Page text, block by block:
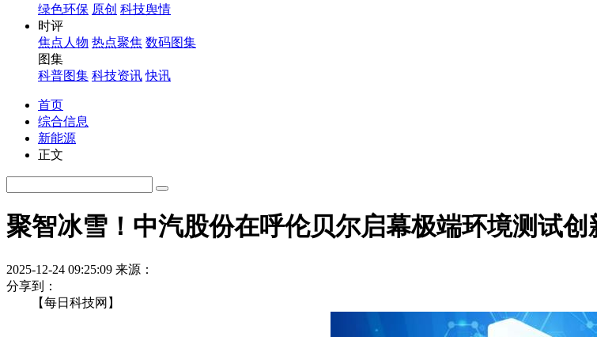
绿色环保 原创 科技舆情
时评
焦点人物 热点聚焦 数码图集
图集
科普图集 科技资讯 快讯
首页
综合信息
新能源
正文
聚智冰雪！中汽股份在呼伦贝尔启幕极端环境测试
2025-12-24 09:25:09 来源：
分享到：
【每日科技网】